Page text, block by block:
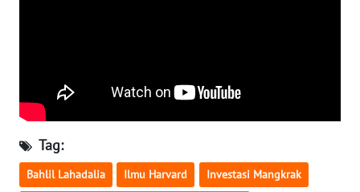
Tag:
Bahlil Lahadalia Ilmu Harvard Investasi Mangkrak
WN
JAMBI
WN
SULTRA